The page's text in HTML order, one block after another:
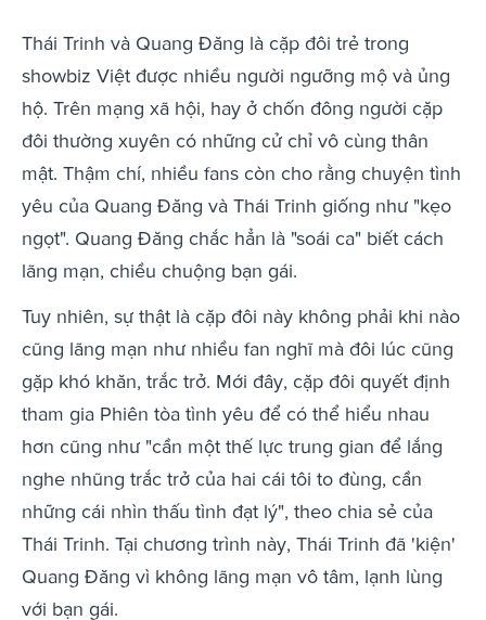
Thái Trinh và Quang Đăng là cặp đôi trẻ trong
showbiz Việt được nhiều người ngưỡng mộ và ủng
hộ. Trên mạng xã hội, hay ở chốn đông người cặp
đôi thường xuyên có những cử chỉ vô cùng thân
mật. Thậm chí, nhiều fans còn cho rằng chuyện tình
yêu của Quang Đăng và Thái Trinh giống như "kẹo
ngọt". Quang Đăng chắc hẳn là "soái ca" biết cách
lãng mạn, chiều chuộng bạn gái.
Tuy nhiên, sự thật là cặp đôi này không phải khi nào
cũng lãng mạn như nhiều fan nghĩ mà đôi lúc cũng
gặp khó khăn, trắc trở. Mới đây, cặp đôi quyết định
tham gia Phiên tòa tình yêu để có thể hiểu nhau
hơn cũng như "cần một thế lực trung gian để lắng
nghe nhũng trắc trở của hai cái tôi to đùng, cần
những cái nhìn thấu tình đạt lý", theo chia sẻ của
Thái Trinh. Tại chương trình này, Thái Trinh đã 'kiện'
Quang Đăng vì không lãng mạn vô tâm, lạnh lùng
với bạn gái.